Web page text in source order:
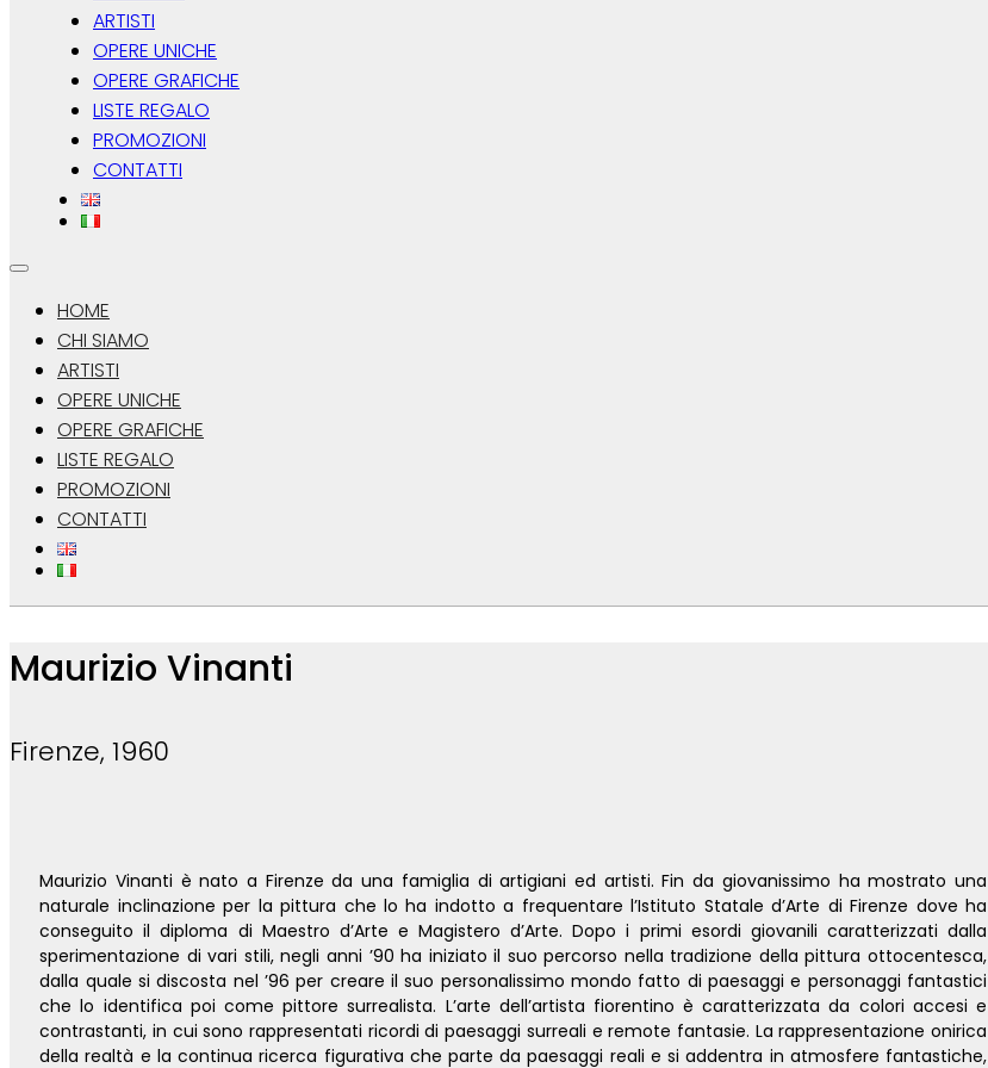
ARTISTI
OPERE UNICHE
OPERE GRAFICHE
LISTE REGALO
PROMOZIONI
CONTATTI
HOME
CHI SIAMO
ARTISTI
OPERE UNICHE
OPERE GRAFICHE
LISTE REGALO
PROMOZIONI
CONTATTI
Maurizio Vinanti
Firenze, 1960
Maurizio Vinanti è nato a Firenze da una famiglia di artigiani ed artisti. Fin da giovanissimo ha mostrato una
naturale inclinazione per la pittura che lo ha indotto a frequentare l’Istituto Statale d’Arte di Firenze dove ha
conseguito il diploma di Maestro d’Arte e Magistero d’Arte. Dopo i primi esordi giovanili caratterizzati dalla
sperimentazione di vari stili, negli anni ’90 ha iniziato il suo percorso nella tradizione della pittura ottocentesca,
dalla quale si discosta nel ’96 per creare il suo personalissimo mondo fatto di paesaggi e personaggi fantastici
che lo identifica poi come pittore surrealista. L’arte dell’artista fiorentino è caratterizzata da colori accesi e
contrastanti, in cui sono rappresentati ricordi di paesaggi surreali e remote fantasie. La rappresentazione onirica
della realtà e la continua ricerca figurativa che parte da paesaggi reali e si addentra in atmosfere fantastiche,